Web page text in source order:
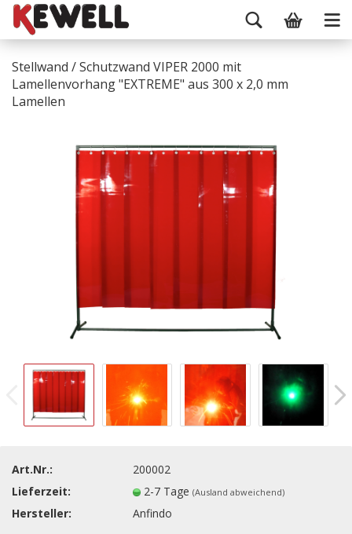
Stellwand / Schutzwand VIPER 2000 mit
Lamellenvorhang "EXTREME" aus 300 x 2,0 mm
Lamellen
Art.Nr.:
200002
Lieferzeit:
2-7 Tage(Ausland abweichend)
Hersteller: Anfindo